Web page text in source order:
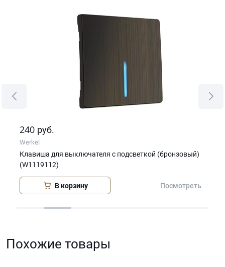
240 руб.
Werkel
Клавиша для выключателя c подсветкой (бронзовый)
(W1119112)
В корзину Посмотреть
Похожие товары